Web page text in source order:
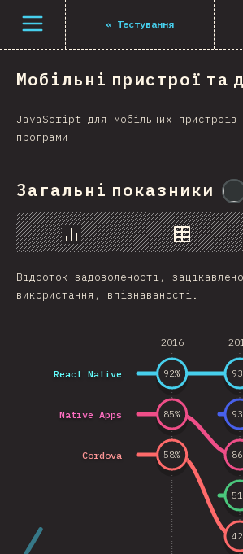
Open menu « Тестування
Мобільні пристрої та
JavaScript для мобільних пристроїв
програми
Загальні показники
Chart Data
Відсоток задоволеності,
використання, впізнаваності.
2016
React Native
Native Apps
Cordova
93
92% 93
85%
86
58%
42
51
Navigated to The State of JS 2021